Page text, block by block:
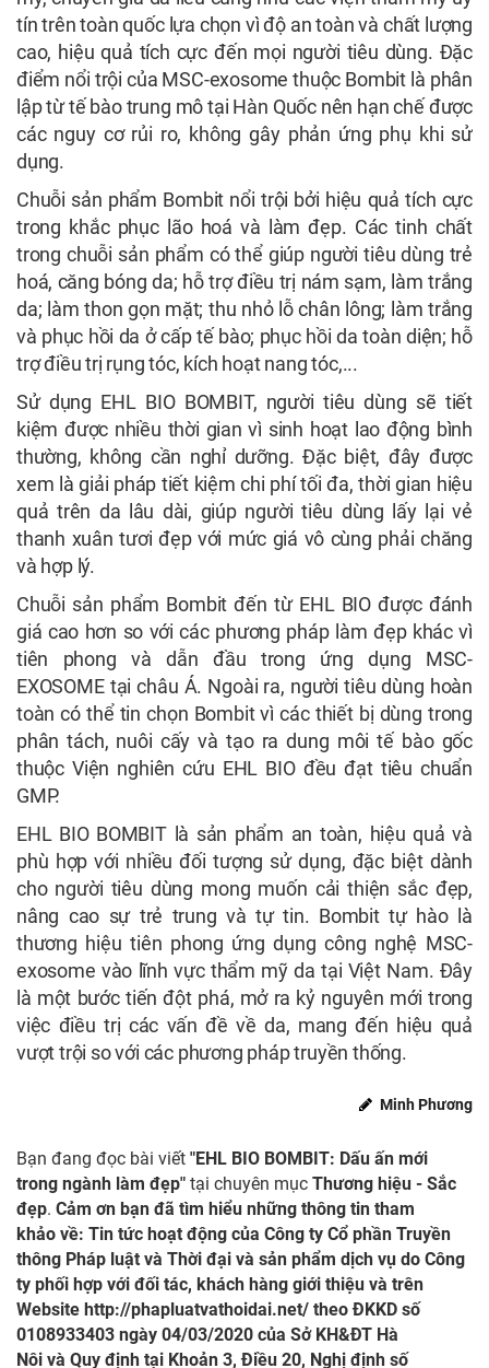
tín trên toàn quốc lựa chọn vì độ an toàn và chất lượng
cao, hiệu quả tích cực đến mọi người tiêu dùng. Đặc
điểm nổi trội của MSC-exosome thuộc Bombit là phân
lập từ tế bào trung mô tại Hàn Quốc nên hạn chế được
các nguy cơ rủi ro, không gây phản ứng phụ khi sử
dụng.
Chuỗi sản phẩm Bombit nổi trội bởi hiệu quả tích cực
trong khắc phục lão hoá và làm đẹp. Các tinh chất
trong chuỗi sản phẩm có thể giúp người tiêu dùng trẻ
hoá, căng bóng da; hỗ trợ điều trị nám sạm, làm trắng
da; làm thon gọn mặt; thu nhỏ lỗ chân lông; làm trắng
và phục hồi da ở cấp tế bào; phục hồi da toàn diện; hỗ
trợ điều trị rụng tóc, kích hoạt nang tóc,...
Sử dụng EHL BIO BOMBIT, người tiêu dùng sẽ tiết
kiệm được nhiều thời gian vì sinh hoạt lao động bình
thường, không cần nghỉ dưỡng. Đặc biệt, đây được
xem là giải pháp tiết kiệm chi phí tối đa, thời gian hiệu
quả trên da lâu dài, giúp người tiêu dùng lấy lại vẻ
thanh xuân tươi đẹp với mức giá vô cùng phải chăng
và hợp lý.
Chuỗi sản phẩm Bombit đến từ EHL BIO được đánh
giá cao hơn so với các phương pháp làm đẹp khác vì
tiên phong và dẫn đầu trong ứng dụng MSC-
EXOSOME tại châu Á. Ngoài ra, người tiêu dùng hoàn
toàn có thể tin chọn Bombit vì các thiết bị dùng trong
phân tách, nuôi cấy và tạo ra dung môi tế bào gốc
thuộc Viện nghiên cứu EHL BIO đều đạt tiêu chuẩn
GMP.
EHL BIO BOMBIT là sản phẩm an toàn, hiệu quả và
phù hợp với nhiều đối tượng sử dụng, đặc biệt dành
cho người tiêu dùng mong muốn cải thiện sắc đẹp,
nâng cao sự trẻ trung và tự tin. Bombit tự hào là
thương hiệu tiên phong ứng dụng công nghệ MSC-
exosome vào lĩnh vực thẩm mỹ da tại Việt Nam. Đây
là một bước tiến đột phá, mở ra kỷ nguyên mới trong
việc điều trị các vấn đề về da, mang đến hiệu quả
vượt trội so với các phương pháp truyền thống.
Minh Phương
Bạn đang đọc bài viết "EHL BIO BOMBIT: Dấu ấn mới
trong ngành làm đẹp" tại chuyên mục Thương hiệu - Sắc
đẹp. Cảm ơn bạn đã tìm hiểu những thông tin tham
khảo về: Tin tức hoạt động của Công ty Cổ phần Truyền
thông Pháp luật và Thời đại và sản phẩm dịch vụ do Công
ty phối hợp với đối tác, khách hàng giới thiệu và trên
Website http://phapluatvathoidai.net/ theo ĐKKD số
0108933403 ngày 04/03/2020 của Sở KH&ĐT Hà
Nôi và Quy định tại Khoản 3, Điều 20, Nghị định số